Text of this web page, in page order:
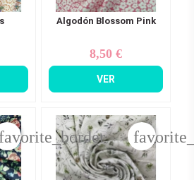
Algodón Blossom Pink
Precio
8,50 €
VER
favorite_border